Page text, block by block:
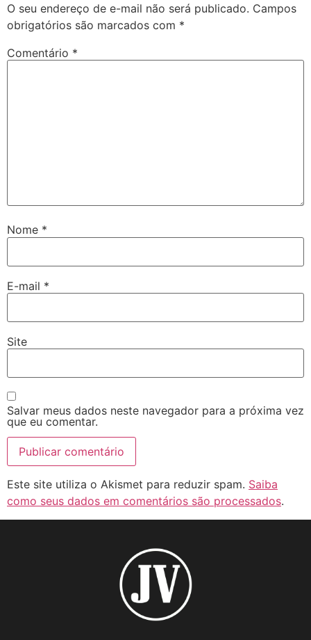
O seu endereço de e-mail não será publicado. Campos
obrigatórios são marcados com *
Comentário *
Nome *
E-mail *
Site
Salvar meus dados neste navegador para a próxima vez
que eu comentar.
Este site utiliza o Akismet para reduzir spam. Saiba
como seus dados em comentários são processados.